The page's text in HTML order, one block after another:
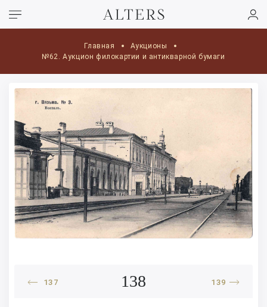
Главная
Аукционы
№62. Аукцион филокартии и антикварной бумаги
137 138 139